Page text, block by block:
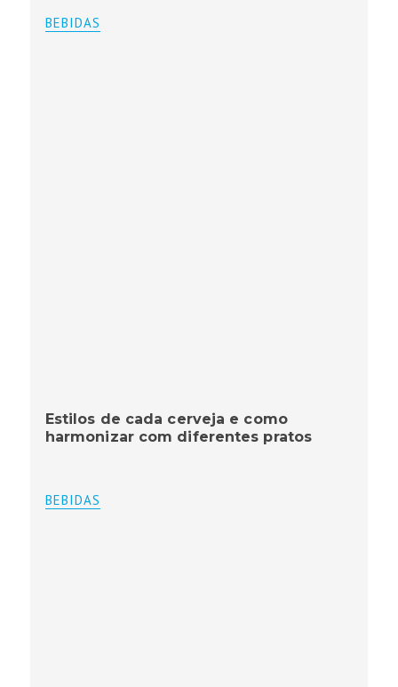
BEBIDAS
Estilos de cada cerveja e como
harmonizar com diferentes pratos
BEBIDAS